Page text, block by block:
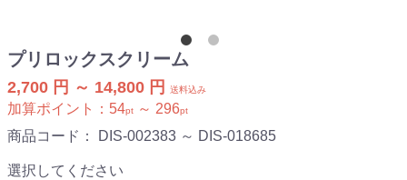
プリロックスクリーム
2,700 円 ～ 14,800 円 送料込み
加算ポイント： 54pt ～ 296pt
商品コード： DIS-002383 ～ DIS-018685
選択してください